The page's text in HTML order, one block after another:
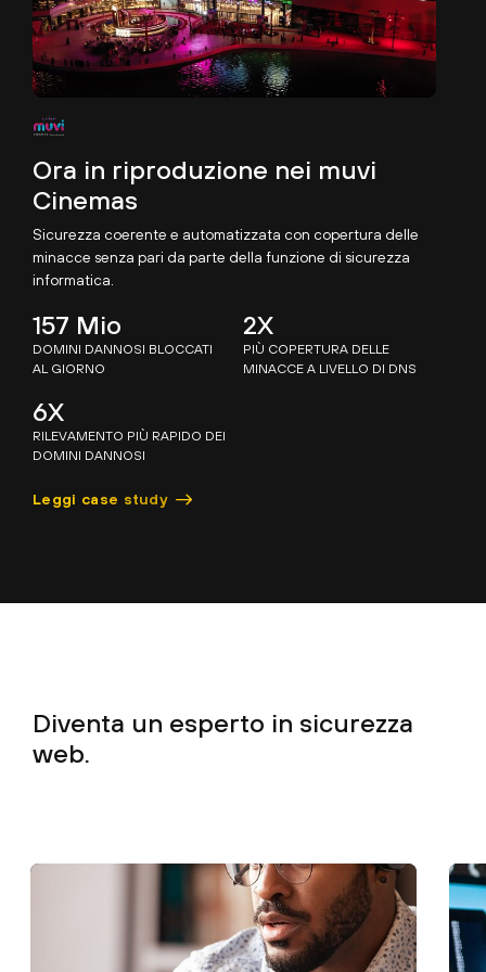
Ora in riproduzione nei muvi
Cinemas
Sicurezza coerente e automatizzata con copertura delle
minacce senza pari da parte della funzione di sicurezza
informatica.
157 Mio
DOMINI DANNOSI BLOCCATI
AL GIORNO
2X
PIÙ COPERTURA DELLE
MINACCE A LIVELLO DI DNS
6X
RILEVAMENTO PIÙ RAPIDO DEI
DOMINI DANNOSI
Leggi case study
Video
Diventa un esperto in sicurezza
web.